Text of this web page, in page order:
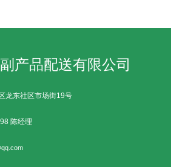
产品配送有限公司
龙东社区市场街19号
陈经理